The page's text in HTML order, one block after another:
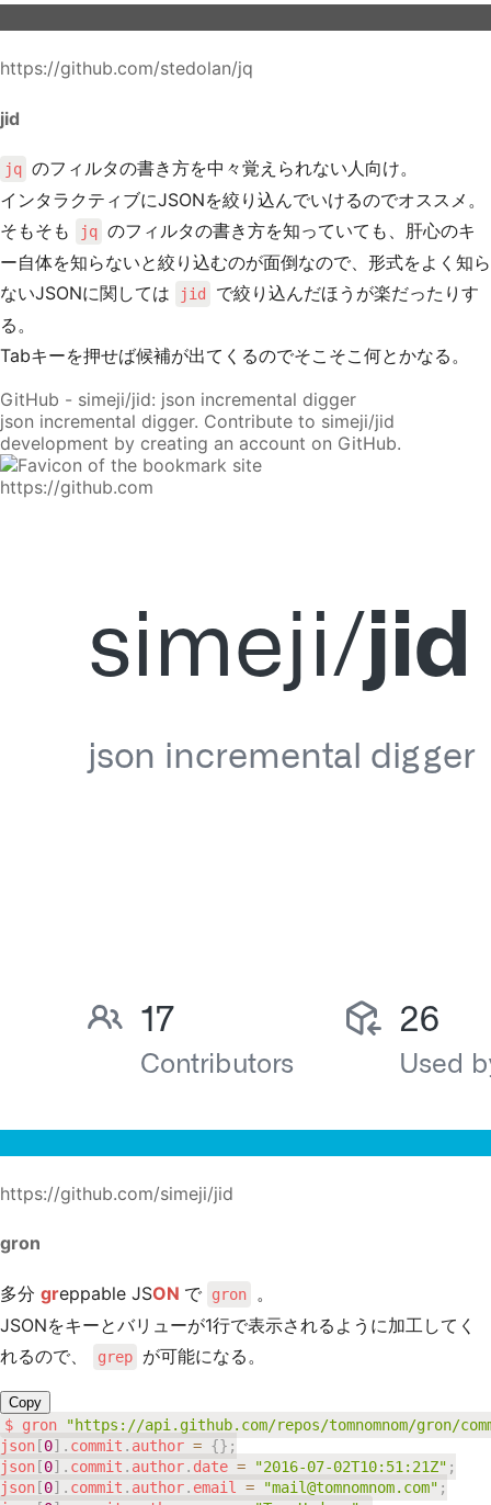
https://github.com/stedolan/jq
jid
jq のフィルタの書き方を中々覚えられない人向け。
インタラクティブにJSONを絞り込んでいけるのでオススメ。
そもそも
jq のフィルタの書き方を知っていても、肝心のキ
ー自体を知らないと絞り込むのが面倒なので、形式をよく知ら
ないJSONに関しては
jid
で絞り込んだほうが楽だったりす
る。
Tabキーを押せば候補が出てくるのでそこそこ何とかなる。
GitHub - simeji/jid: json incremental digger
json incremental digger. Contribute to simeji/jid
development by creating an account on GitHub.
https://github.com
https://github.com/simeji/jid
gron
多分 greppable JSON で gron
。
JSONをキーとバリューが1行で表示されるように加工してく
れるので、
grep が可能になる。
Copy
$ gron
"https://api.github.com/repos/tomnomnom/gron/
json[0] . commit . author = {} ;
json[0] . commit . author. date = "2016-07-02T10:51:21Z" ;
json[0] . commit . author. email = "mail@tomnomnom.com" ;